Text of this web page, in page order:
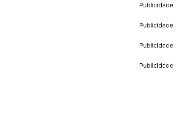
Publicidade
Publicidade
Publicidade
Publicidade